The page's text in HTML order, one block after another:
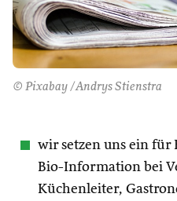
© Pixabay /Andrys Stienstra
wir setzen uns ein für
Bio-Information bei
Küchenleiter,